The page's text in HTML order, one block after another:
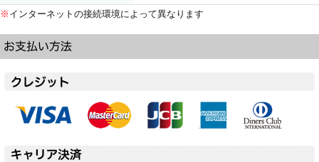
※ インターネットの接続環境によって異なります